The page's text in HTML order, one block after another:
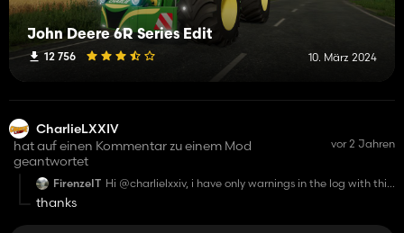
John Deere 6R Series Edit
12 756 10. März 2024
CharlieLXXIV
hat auf einen Kommentar zu einem Mod
geantwortet
vor 2 Jahren
FirenzeIT Hi @charlielxxiv, i have only warnings in the log with this
thanks